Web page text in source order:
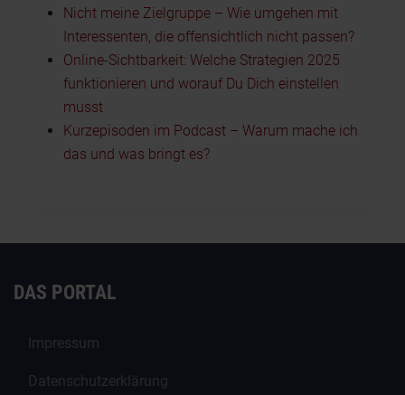
Nicht meine Zielgruppe – Wie umgehen mit
Interessenten, die offensichtlich nicht passen?
Online-Sichtbarkeit: Welche Strategien 2025
funktionieren und worauf Du Dich einstellen
musst
Kurzepisoden im Podcast – Warum mache ich
das und was bringt es?
DAS PORTAL
Impressum
Datenschutzerklärung